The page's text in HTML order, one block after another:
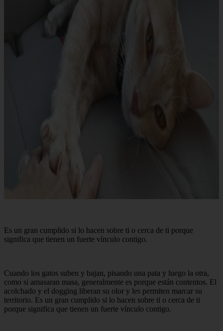
Es un gran cumplido si lo hacen sobre ti o cerca de ti porque
significa que tienen un fuerte vínculo contigo.
Cuando los gatos suben y bajan, pisando una pata y luego la otra,
como si amasaran masa, generalmente es porque están contentos. El
acolchado y el dogging liberan su olor y les permiten marcar su
territorio. Es un gran cumplido si lo hacen sobre ti o cerca de ti
porque significa que tienen un fuerte vínculo contigo.